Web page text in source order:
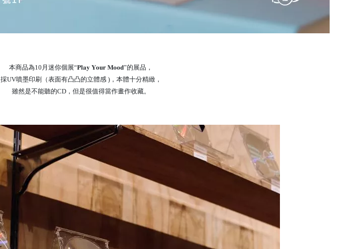
本商品為10月迷你個展“𝐏𝐥𝐚𝐲 𝐘𝐨𝐮𝐫 𝐌𝐨𝐨𝐝”的展品，
採UV噴墨印刷（表面有凸凸的立體感 )，本體十分精緻，
雖然是不能聽的CD，但是很值得當作畫作收藏。